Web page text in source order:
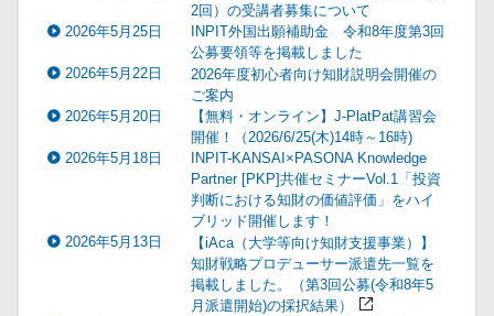
2回）の受講者募集について
2026年5月25日
INPIT外国出願補助金 令和8年度第3回
公募要領等を掲載しました
2026年5月22日
2026年度初心者向け知財説明会開催の
ご案内
2026年5月20日
【無料・オンライン】J-PlatPat講習会
開催！（2026/6/25(木)14時～16時)
2026年5月18日
INPIT-KANSAI×PASONA Knowledge
Partner [PKP]共催セミナーVol.1「投資
判断における知財の価値評価」をハイ
ブリッド開催します！
2026年5月13日
【iAca（大学等向け知財支援事業）】
知財戦略プロデューサー派遣先一覧を
掲載しました。（第3回公募(令和8年5
月派遣開始)の採択結果）